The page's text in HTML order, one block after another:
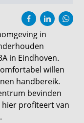
in
in Eindhoven.
willen
handbereik.
bevinden
profiteert van